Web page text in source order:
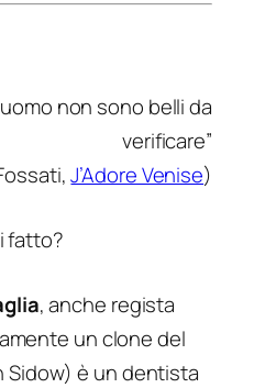
non sono belli da
verificare”
J’Adore Venise)
fatto?
, anche regista
un clone del
Sidow) è un dentista